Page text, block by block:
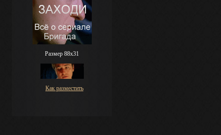
Размер 88х31
Как разместить